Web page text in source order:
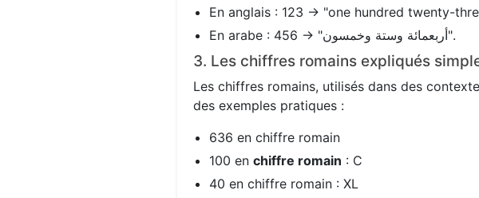
En anglais : 123 → "one hundred twenty-
En arabe : 456 → "أربعمائة وستة وخمسون".
3. Les chiffres romains expliqués
Les chiffres romains, utilisés dans des
des exemples pratiques :
636 en chiffre romain
100 en chiffre romain : C
40 en chiffre romain : XL